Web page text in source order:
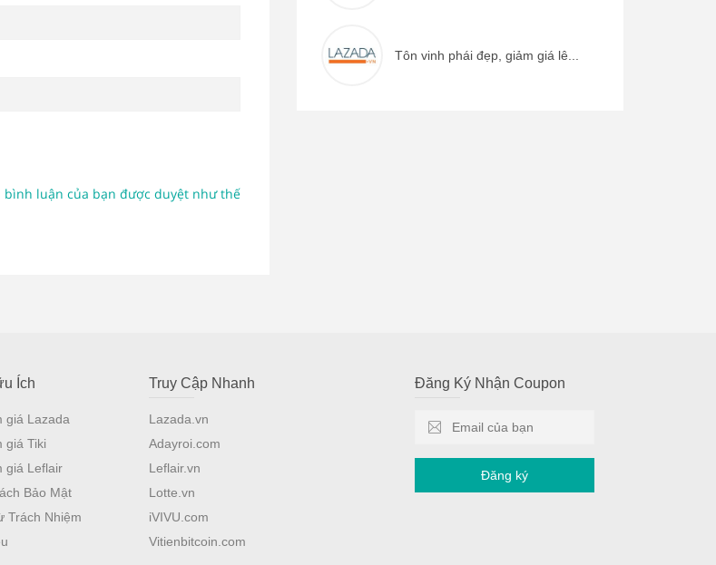
bình luận của bạn được duyệt như thế
Tôn vinh phái đẹp, giảm giá lê...
Ích
giá Lazada
giá Tiki
giá Leflair
Bảo Mật
Trách Nhiệm
Truy Cập Nhanh
Lazada.vn
Adayroi.com
Leflair.vn
Lotte.vn
iVIVU.com
Vitienbitcoin.com
Đăng Ký Nhận Coupon
Đăng ký